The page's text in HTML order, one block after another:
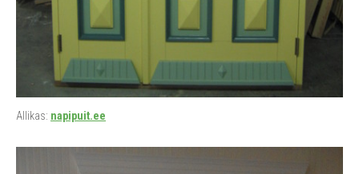
Allikas: napipuit.ee